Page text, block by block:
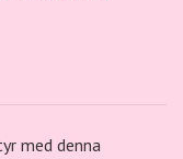
med denna